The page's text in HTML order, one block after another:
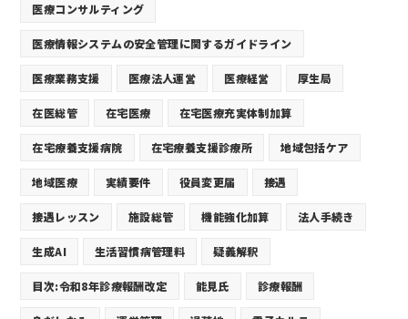
医療コンサルティング
医療情報システムの安全管理に関するガイドライン
医療業務支援 医療法人運営 医療経営 厚生局
在医総管 在宅医療 在宅医療充実体制加算
在宅療養支援病院 在宅療養支援診療所 地域包括ケア
地域医療 実績要件 役員変更届 接遇
接遇レッスン 施設総管 機能強化加算 法人手続き
生成AI 生活習慣病管理料 疑義解釈
目次:令和8年診療報酬改定 能見氏 診療報酬